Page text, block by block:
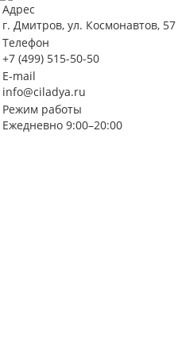
Адрес
г. Дмитров, ул. Космонавтов, 57
Телефон
+7 (499) 515-50-50
E-mail
info@ciladya.ru
Режим работы
Ежедневно 9:00–20:00